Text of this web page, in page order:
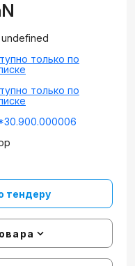
undefined
только по
только по
тендеру